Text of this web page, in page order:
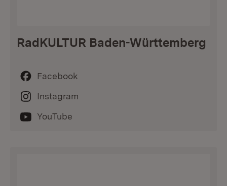
RadKULTUR Baden-Württemberg
Facebook
Instagram
YouTube